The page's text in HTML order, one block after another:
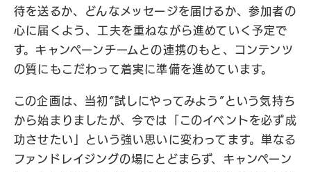
待を送るか、どんなメッセージを届けるか、参加者の
心に届くよう、工夫を重ねながら進めていく予定で
す。キャンペーンチームとの連携のもと、コンテンツ
の質にもこだわって着実に準備を進めています。
この企画は、当初“試しにやってみよう”という気持ち
から始まりましたが、今では「このイベントを必ず成
功させたい」という強い思いに変わってます。単なる
ファンドレイジングの場にとどまらず、キャンペーン